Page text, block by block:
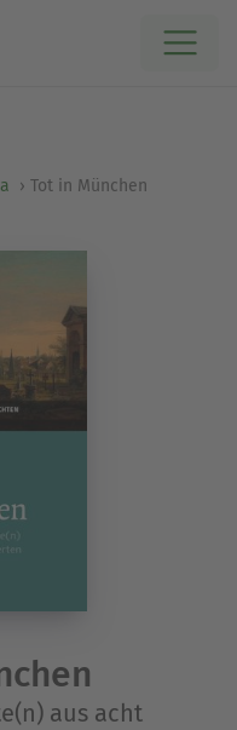
Tot in München
aus acht